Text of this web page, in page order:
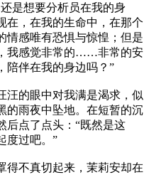
想要分析员在我的身
在，在我的生命中，在那个
情感唯有恐惧与惊惶；但是
我感觉非常的……非常的安
陪伴在我的身边吗？”
的眼中对我满是渴求，似
的雨夜中坠地。在短暂的沉
后点了点头：“既然是这
度过吧。”
不真切起来，茉莉安却在